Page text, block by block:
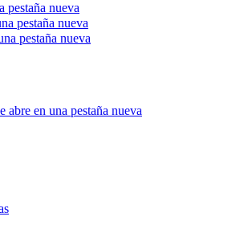
pestaña nueva
pestaña nueva
pestaña nueva
abre en una pestaña nueva